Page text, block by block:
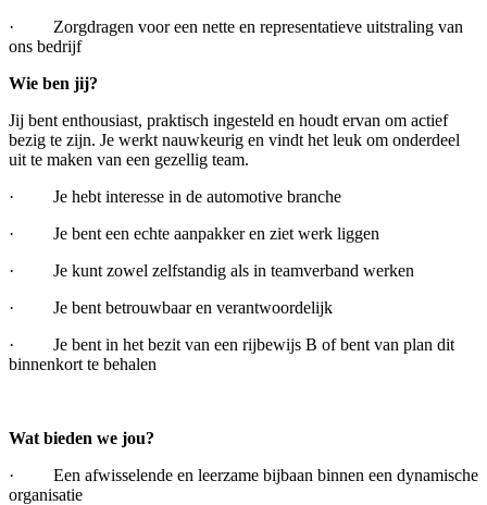
· Zorgdragen voor een nette en representatieve uitstraling van
ons bedrijf
Wie ben jij?
Jij bent enthousiast, praktisch ingesteld en houdt ervan om actief
bezig te zijn. Je werkt nauwkeurig en vindt het leuk om onderdeel
uit te maken van een gezellig team.
· Je hebt interesse in de automotive branche
· Je bent een echte aanpakker en ziet werk liggen
· Je kunt zowel zelfstandig als in teamverband werken
· Je bent betrouwbaar en verantwoordelijk
· Je bent in het bezit van een rijbewijs B of bent van plan dit
binnenkort te behalen
Wat bieden we jou?
· Een afwisselende en leerzame bijbaan binnen een dynamische
organisatie